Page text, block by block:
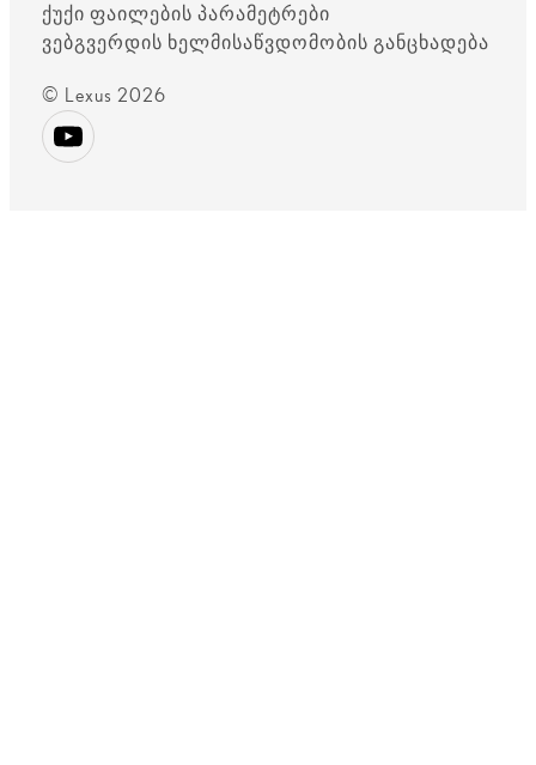
ქუქი ფაილების პარამეტრები
ვებგვერდის ხელმისაწვდომობის განცხადება
© Lexus 2026